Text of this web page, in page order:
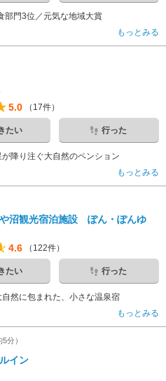
部門3位／元気な地域大賞
もっとみる
5.0 （17件）
たい 行った
降り注ぐ大自然のペンション
もっとみる
沼観光宿泊施設 ぽん・ぽんゆ
4.6 （122件）
たい 行った
自然に包まれた、小さな温泉宿
もっとみる
5分）
イン